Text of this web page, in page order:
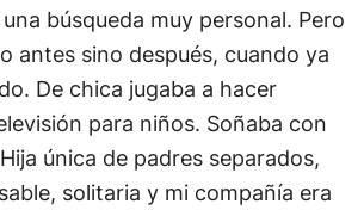
búsqueda muy personal. Pero
antes sino después, cuando ya
De chica jugaba a hacer
para niños. Soñaba con
única de padres separados,
solitaria y mi compañía era